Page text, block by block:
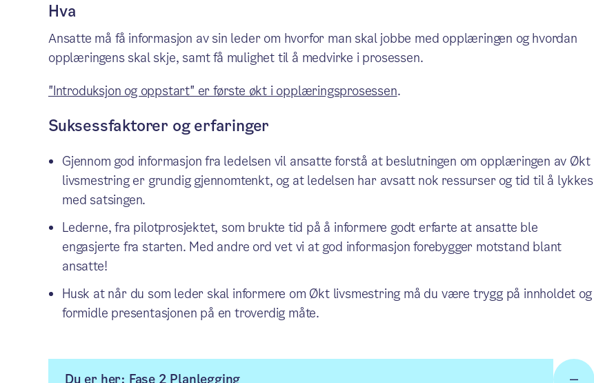
Hva
Ansatte må få informasjon av sin leder om hvorfor man skal jobbe med opplæringen og hvordan
opplæringens skal skje, samt få mulighet til å medvirke i prosessen.
"Introduksjon og oppstart" er første økt i opplæringsprosessen.
Suksessfaktorer og erfaringer
Gjennom god informasjon fra ledelsen vil ansatte forstå at beslutningen om opplæringen av Økt
livsmestring er grundig gjennomtenkt, og at ledelsen har avsatt nok ressurser og tid til å lykkes
med satsingen.
Lederne, fra pilotprosjektet, som brukte tid på å informere godt erfarte at ansatte ble
engasjerte fra starten. Med andre ord vet vi at god informasjon forebygger motstand blant
ansatte!
Husk at når du som leder skal informere om Økt livsmestring må du være trygg på innholdet og
formidle presentasjonen på en troverdig måte.
Du er her: Fase 2 Planlegging